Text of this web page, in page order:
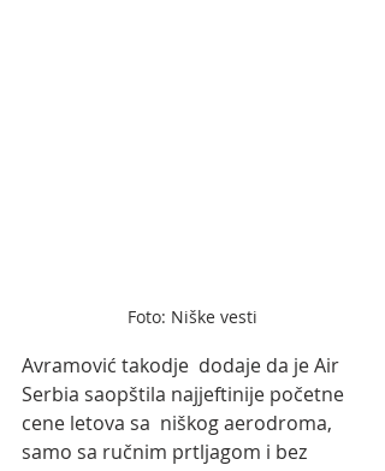
Foto: Niške vesti
Avramović takodje  dodaje da je Air
Serbia saopštila najjeftinije početne
cene letova sa  niškog aerodroma,
samo sa ručnim prtljagom i bez